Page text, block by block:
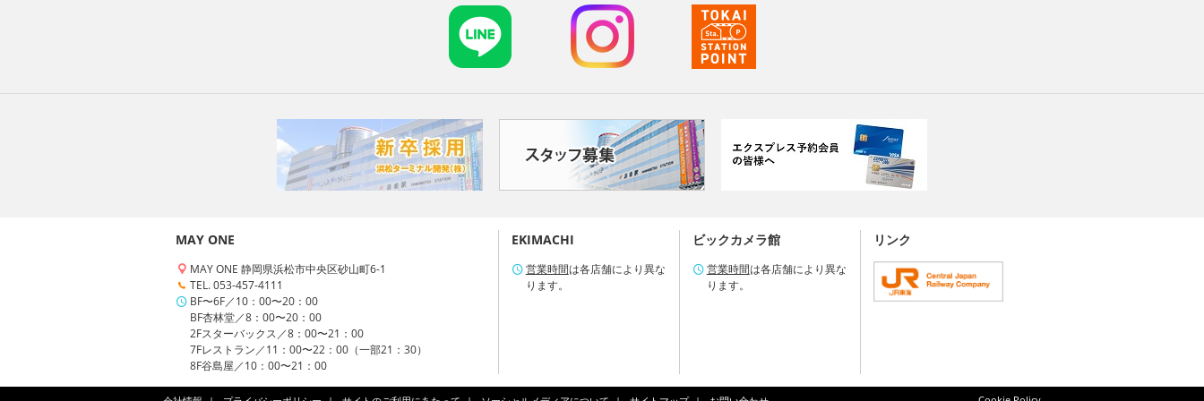
MAY ONE
MAY ONE 静岡県浜松市中央区砂山町6-1
TEL. 053-457-4111
BF〜6F／10：00〜20：00
BF杏林堂／8：00〜20：00
2Fスターバックス／8：00〜21：00
7Fレストラン／11：00〜22：00（一部21：30）
8F谷島屋／10：00〜21：00
EKIMACHI
営業時間は各店舗により異な
ります。
ビックカメラ館
営業時間は各店舗により異な
ります。
リンク